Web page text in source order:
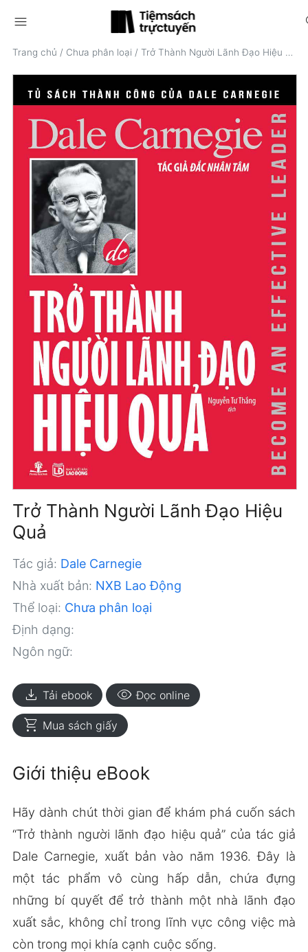
menu
Trang chủ / Chưa phân loại / Trở Thành Người Lãnh Đạo Hiệu Quả
Trở Thành Người Lãnh Đạo Hiệu
Quả
Tác giả: Dale Carnegie
Nhà xuất bản: NXB Lao Động
Thể loại: Chưa phân loại
Định dạng:
Ngôn ngữ:
download Tải ebook visibility Đọc online
shopping_cart Mua sách giấy
Giới thiệu eBook
Hãy dành chút thời gian để khám phá cuốn sách
“Trở thành người lãnh đạo hiệu quả” của tác giả
Dale Carnegie, xuất bản vào năm 1936. Đây là
một tác phẩm vô cùng hấp dẫn, chứa đựng
những bí quyết để trở thành một nhà lãnh đạo
xuất sắc, không chỉ trong lĩnh vực công việc mà
còn trong mọi khía cạnh cuộc sống.